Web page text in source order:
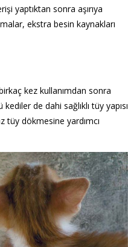
yaptıktan sonra aşırıya
ekstra besin kaynakları
kez kullanımdan sonra
de dahi sağlıklı tüy yapısı
tüy dökmesine yardımcı